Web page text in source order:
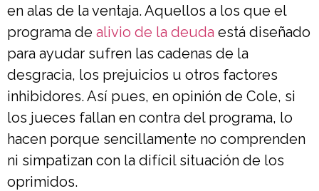
en alas de la ventaja. Aquellos a los que el
programa de alivio de la deuda está diseñado
para ayudar sufren las cadenas de la
desgracia, los prejuicios u otros factores
inhibidores. Así pues, en opinión de Cole, si
los jueces fallan en contra del programa, lo
hacen porque sencillamente no comprenden
ni simpatizan con la difícil situación de los
oprimidos.